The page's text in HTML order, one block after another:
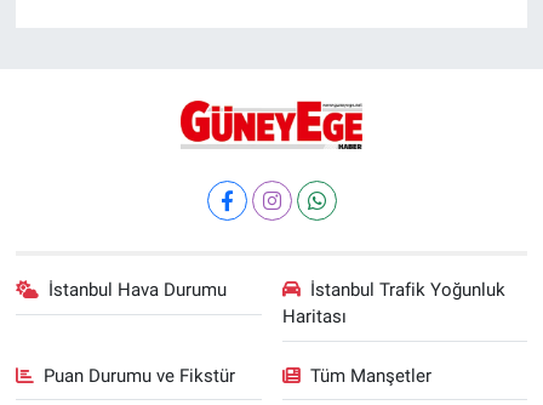
İstanbul Hava Durumu
İstanbul Trafik Yoğunluk
Haritası
Puan Durumu ve Fikstür Tüm Manşetler